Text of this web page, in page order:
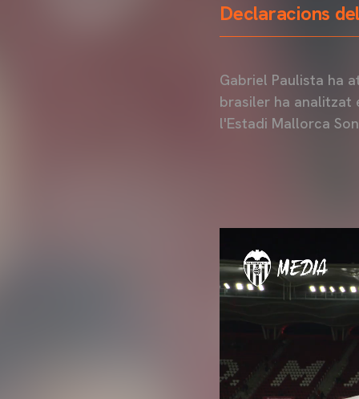
Declaracions
Gabriel Paulista ha
brasiler ha analitzat
l'Estadi Mallorca